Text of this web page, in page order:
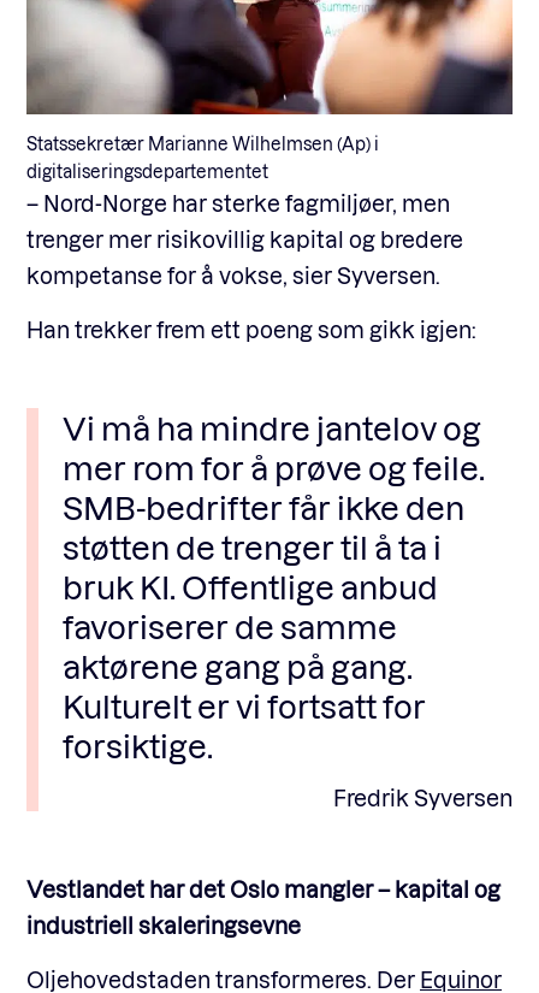
Statssekretær Marianne Wilhelmsen (Ap) i
digitaliseringsdepartementet
– Nord-Norge har sterke fagmiljøer, men
trenger mer risikovillig kapital og bredere
kompetanse for å vokse, sier Syversen.
Han trekker frem ett poeng som gikk igjen:
Vi må ha mindre jantelov og
mer rom for å prøve og feile.
SMB-bedrifter får ikke den
støtten de trenger til å ta i
bruk KI. Offentlige anbud
favoriserer de samme
aktørene gang på gang.
Kulturelt er vi fortsatt for
forsiktige.
Fredrik Syversen
Vestlandet har det Oslo mangler – kapital og
industriell skaleringsevne
Oljehovedstaden transformeres. Der Equinor